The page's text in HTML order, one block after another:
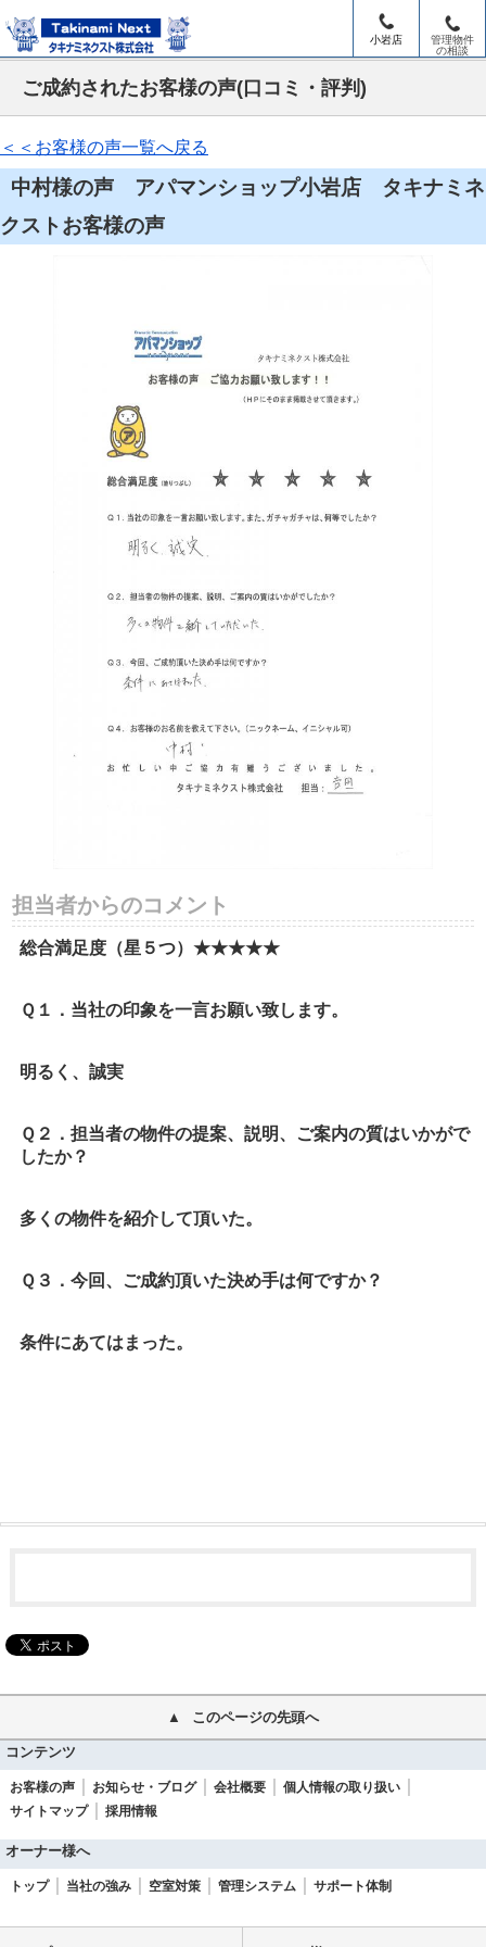
小岩店
管理物件
の相談
ご成約されたお客様の声(口コミ・評判)
＜＜お客様の声一覧へ戻る
中村様の声 アパマンショップ小岩店 タキナミネ
クストお客様の声
担当者からのコメント
総合満足度（星５つ）★★★★★
Ｑ１．当社の印象を一言お願い致します。
明るく、誠実
Ｑ２．担当者の物件の提案、説明、ご案内の質はいかがで
したか？
多くの物件を紹介して頂いた。
Ｑ３．今回、ご成約頂いた決め手は何ですか？
条件にあてはまった。
このページの先頭へ
コンテンツ
お客様の声 お知らせ・ブログ 会社概要
個人情報の取り扱い
サイトマップ
採用情報
オーナー様へ
トップ 当社の強み 空室対策 管理システム サポート体制